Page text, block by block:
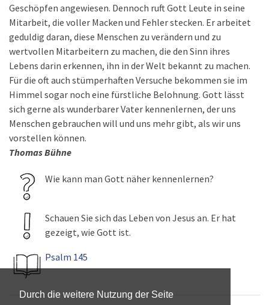
Durch die weitere Nutzung der Seite
Geschöpfen angewiesen. Dennoch ruft Gott Leute in seine
Mitarbeit, die voller Macken und Fehler stecken. Er arbeitet
geduldig daran, diese Menschen zu verändern und zu
wertvollen Mitarbeitern zu machen, die den Sinn ihres
Lebens darin erkennen, ihn in der Welt bekannt zu machen.
Für die oft auch stümperhaften Versuche bekommen sie im
Himmel sogar noch eine fürstliche Belohnung. Gott lässt
sich gerne als wunderbarer Vater kennenlernen, der uns
Menschen gebrauchen will und uns mehr gibt, als wir uns
vorstellen können.
Thomas Bühne
Wie kann man Gott näher kennenlernen?
Schauen Sie sich das Leben von Jesus an. Er hat
gezeigt, wie Gott ist.
Psalm 145